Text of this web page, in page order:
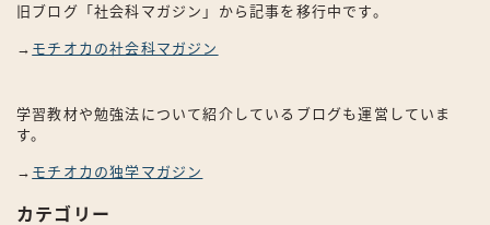
旧ブログ「社会科マガジン」から記事を移行中です。
→ モチオカの社会科マガジン
学習教材や勉強法について紹介しているブログも運営していま
す。
→ モチオカの独学マガジン
カテゴリー